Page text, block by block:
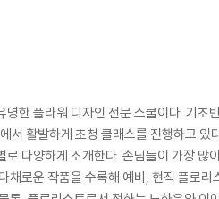
한 플라워 디자인 전문 스쿨이다. 기초
서 활발하게 초청 클래스를 진행하고 있
다양하게 소개한다. 손님들이 가장
로운 작품을 수록해 예비, 현직 플로